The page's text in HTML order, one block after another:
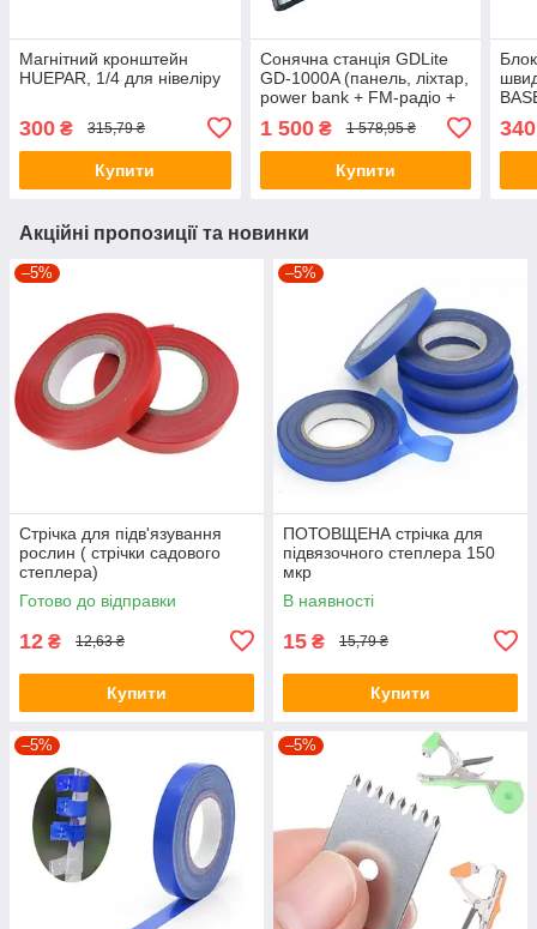
Магнітний кронштейн
HUEPAR, 1/4 для нівеліру
300 ₴ 315,79 ₴
Купити
Сонячна станція GDLite
GD-1000A (панель, ліхтар,
power bank + FM-радіо +
1 500₴ 1 578,95 ₴
Купити
340
Акційні пропозиції та новинки
–5%
Стрічка для підв'язування
рослин ( стрічки садового
степлера)
Готово до відправки
12 ₴ 12,63 ₴
Купити
–5%
ПОТОВЩЕНА стрічка для
підвязочного степлера 150
мкр
В наявності
15 ₴ 15,79 ₴
Купити
–5% –5%